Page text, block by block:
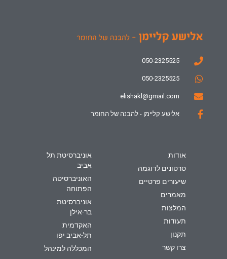
050-2325525
050-2325525
elishakl@gmail.com
אלישע קליימן - להבנה של החומר
אודות
סרטונים לדוגמה
שיעורים פרטיים
מאמרים
המלצות
תעודות
תקנון
צרו קשר
אוניברסיטת תל
אביב
האוניברסיטה
הפתוחה
אוניברסיטת
בר-אילן
האקדמית
תל-אביב יפו
המכללה למינהל